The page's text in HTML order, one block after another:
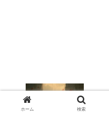
ホーム 検索